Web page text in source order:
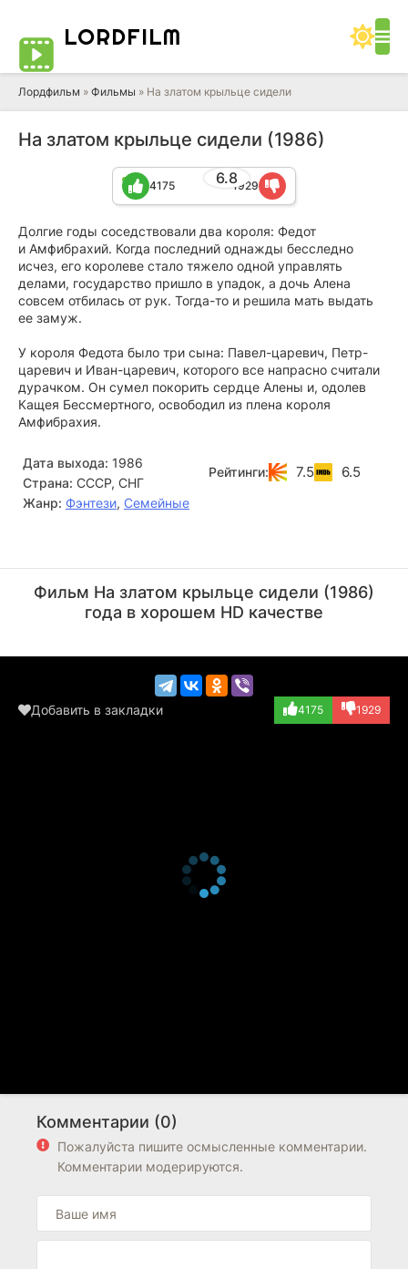
LORDFILM
Лордфильм » Фильмы » На златом крыльце сидели
На златом крыльце сидели (1986)
6.8
4175 1929
Долгие годы соседствовали два короля: Федот
и Амфибрахий. Когда последний однажды бесследно
исчез, его королеве стало тяжело одной управлять
делами, государство пришло в упадок, а дочь Алена
совсем отбилась от рук. Тогда-то и решила мать выдать
ее замуж.
У короля Федота было три сына: Павел-царевич, Петр-
царевич и Иван-царевич, которого все напрасно считали
дурачком. Он сумел покорить сердце Алены и, одолев
Кащея Бессмертного, освободил из плена короля
Амфибрахия.
Дата выхода: 1986
Страна: СССР, СНГ
Жанр: Фэнтези, Семейные
Рейтинги: 7.5 6.5
(король Амфибрах...)
Фильм На златом крыльце сидели (1986)
года в хорошем HD качестве
Добавить в закладки 4175 1929
Комментарии (0)
Пожалуйста пишите осмысленные комментарии.
Комментарии модерируются.